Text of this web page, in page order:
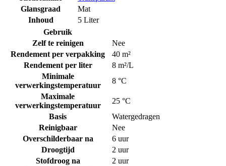
Glansgraad
Mat
Inhoud
5 Liter
Gebruik
Zelf te reinigen
Nee
Rendement per verpakking
40 m²
Rendement per liter
8 m²/L
Minimale
verwerkingstemperatuur
8 °C
Maximale
verwerkingstemperatuur
25 °C
Basis
Watergedragen
Reinigbaar
Nee
Overschilderbaar na
6 uur
Droogtijd
2 uur
Stofdroog na
2 uur